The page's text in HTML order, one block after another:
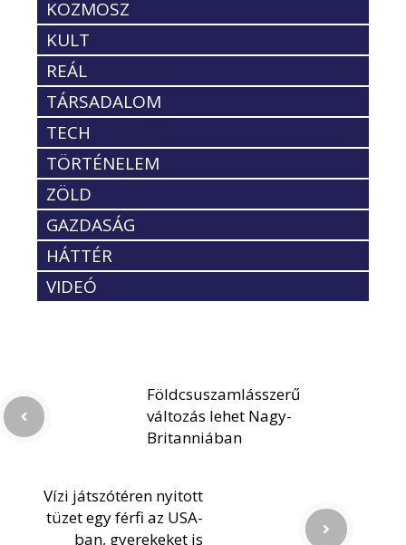
KOZMOSZ
KULT
REÁL
TÁRSADALOM
TECH
TÖRTÉNELEM
ZÖLD
GAZDASÁG
HÁTTÉR
VIDEÓ
Földcsuszamlásszerű
változás lehet Nagy-
Britanniában
Vízi játszótéren nyitott
tüzet egy férfi az USA-
ban, gyerekeket is